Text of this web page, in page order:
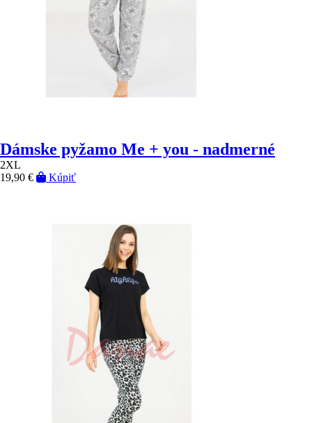
Dámske pyžamo Me + you - nadmerné
2XL
19,90 €
Kúpiť